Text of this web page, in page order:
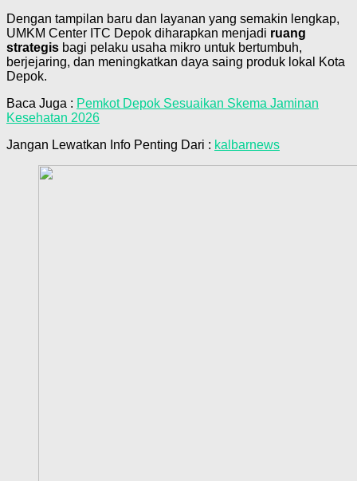
Dengan tampilan baru dan layanan yang semakin lengkap,
UMKM Center ITC Depok diharapkan menjadi ruang
strategis bagi pelaku usaha mikro untuk bertumbuh,
berjejaring, dan meningkatkan daya saing produk lokal Kota
Depok.
Baca Juga : Pemkot Depok Sesuaikan Skema Jaminan
Kesehatan 2026
Jangan Lewatkan Info Penting Dari : kalbarnews